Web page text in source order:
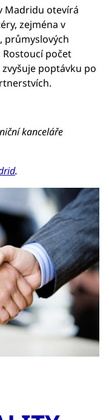
Madridu otevírá
zejména v
průmyslových
počet
poptávku po
kanceláře
.